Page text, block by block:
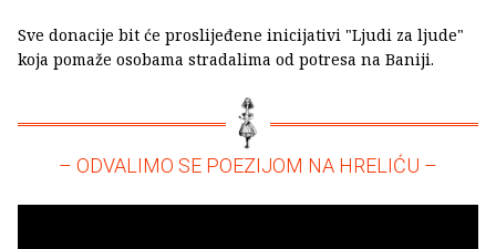
Sve donacije bit će proslijeđene inicijativi "Ljudi za ljude"
koja pomaže osobama stradalima od potresa na Baniji.
– ODVALIMO SE POEZIJOM NA HRELIĆU –